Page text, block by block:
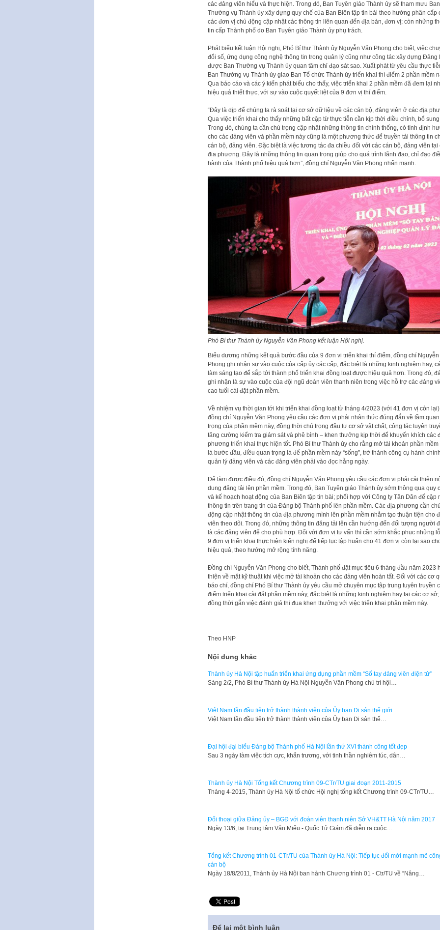
các đảng viên hiểu và thực hiện. Trong đó, Ban Tuyên giáo Thành ủy sẽ tham mưu Ban
Thường vụ Thành ủy xây dựng quy chế của Ban Biên tập tin bài theo hướng phân cấp
các đơn vị chủ động cập nhật các thông tin liên quan đến địa bàn, đơn vị; còn những
tin cấp Thành phố do Ban Tuyên giáo Thành ủy phụ trách.
Phát biểu kết luận Hội nghị, Phó Bí thư Thành ủy Nguyễn Văn Phong cho biết, việc
đổi số, ứng dụng công nghệ thông tin trong quản lý cũng như công tác xây dựng Đảng
được Ban Thường vụ Thành ủy quan tâm chỉ đạo sát sao. Xuất phát từ yêu cầu thực
Ban Thường vụ Thành ủy giao Ban Tổ chức Thành ủy triển khai thí điểm 2 phần mềm
Qua báo cáo và các ý kiến phát biểu cho thấy, việc triển khai 2 phần mềm đã đem lại
hiệu quả thiết thực, với sự vào cuộc quyết liệt của 9 đơn vị thí điểm.
“Đây là dịp để chúng ta rà soát lại cơ sở dữ liệu về các cán bộ, đảng viên ở các địa
Qua việc triển khai cho thấy những bất cập từ thực tiễn cần kịp thời điều chỉnh, bổ
Trong đó, chúng ta cần chú trọng cập nhật những thông tin chính thống, có tính định
cho các đảng viên và phần mềm này cũng là một phương thức để truyền tải thông tin
cán bộ, đảng viên. Đặc biệt là việc tương tác đa chiều đối với các cán bộ, đảng viên tại
địa phương. Đây là những thông tin quan trọng giúp cho quá trình lãnh đạo, chỉ đạo
hành của Thành phố hiệu quả hơn”, đồng chí Nguyễn Văn Phong nhấn mạnh.
Phó Bí thư Thành ủy Nguyễn Văn Phong kết luận Hội nghị.
Biểu dương những kết quả bước đầu của 9 đơn vị triển khai thí điểm, đồng chí Nguyễn
Phong ghi nhận sự vào cuộc của cấp ủy các cấp, đặc biệt là những kinh nghiệm hay,
làm sáng tạo để sắp tới thành phố triển khai đồng loạt được hiệu quả hơn. Trong đó,
ghi nhận là sự vào cuộc của đội ngũ đoàn viên thanh niên trong việc hỗ trợ các đảng
cao tuổi cài đặt phần mềm.
Về nhiệm vụ thời gian tới khi triển khai đồng loạt từ tháng 4/2023 (với 41 đơn vị còn
đồng chí Nguyễn Văn Phong yêu cầu các đơn vị phải nhận thức đúng đắn về tầm quan
trọng của phần mềm này, đồng thời chú trọng đầu tư cơ sở vật chất, công tác tuyên
tăng cường kiểm tra giám sát và phê bình – khen thưởng kịp thời để khuyến khích các
phương triển khai thực hiện tốt. Phó Bí thư Thành ủy cho rằng mở tài khoản phần mềm
là bước đầu, điều quan trọng là để phần mềm này “sống”, trở thành công cụ hành
quản lý đảng viên và các đảng viên phải vào đọc hằng ngày.
Để làm được điều đó, đồng chí Nguyễn Văn Phong yêu cầu các đơn vị phải cải thiện
dung đăng tải lên phần mềm. Trong đó, Ban Tuyên giáo Thành ủy sớm thông qua quy
và kế hoạch hoạt động của Ban Biên tập tin bài; phối hợp với Công ty Tân Dân để cập
thông tin trên trang tin của Đảng bộ Thành phố lên phần mềm. Các địa phương cần chủ
động cập nhật thông tin của địa phương mình lên phần mềm nhằm tạo thuận tiện cho
viên theo dõi. Trong đó, những thông tin đăng tải lên cần hướng đến đối tượng người
là các đảng viên để cho phù hợp. Đối với đơn vị tư vấn thì cần sớm khắc phục những
9 đơn vị triển khai thực hiện kiến nghị để tiếp tục tập huấn cho 41 đơn vị còn lại sao
hiệu quả, theo hướng mở rộng tính năng.
Đồng chí Nguyễn Văn Phong cho biết, Thành phố đặt mục tiêu 6 tháng đầu năm 2023
thiện về mặt kỹ thuật khi việc mở tài khoản cho các đảng viên hoàn tất. Đối với các cơ
báo chí, đồng chí Phó Bí thư Thành ủy yêu cầu mở chuyên mục tập trung tuyên truyền
điểm triển khai cài đặt phần mềm này, đặc biệt là những kinh nghiệm hay tại các cơ sở;
đồng thời gắn việc đánh giá thi đua khen thưởng với việc triển khai phần mềm này.
Theo HNP
Nội dung khác
Thành ủy Hà Nội tập huấn triển khai ứng dụng phần mềm “Sổ tay đảng viên điện tử”
Sáng 2/2, Phó Bí thư Thành ủy Hà Nội Nguyễn Văn Phong chủ trì hội…
Việt Nam lần đầu tiên trở thành thành viên của Ủy ban Di sản thế giới
Việt Nam lần đầu tiên trở thành thành viên của Ủy ban Di sản thế…
Đại hội đại biểu Đảng bộ Thành phố Hà Nội lần thứ XVI thành công tốt đẹp
​Sau 3 ngày làm việc tích cực, khẩn trương, với tinh thần nghiêm túc, dân…
Thành ủy Hà Nội Tổng kết Chương trình 09-CTr/TU giai đoạn 2011-2015
Tháng 4-2015, Thành ủy Hà Nội tổ chức Hội nghị tổng kết Chương trình 09-CTr/TU…
Đối thoại giữa Đảng ủy – BGĐ với đoàn viên thanh niên Sở VH&TT Hà Nội năm 2017
Ngày 13/6, tại Trung tâm Văn Miếu - Quốc Tử Giám đã diễn ra cuộc…
Tổng kết Chương trình 01-CTr/TU của Thành ủy Hà Nội: Tiếp tục đổi mới mạnh mẽ
cán bộ
Ngày 18/8/2011, Thành ủy Hà Nội ban hành Chương trình 01 - Ctr/TU về “Nâng…
Để lại một bình luận